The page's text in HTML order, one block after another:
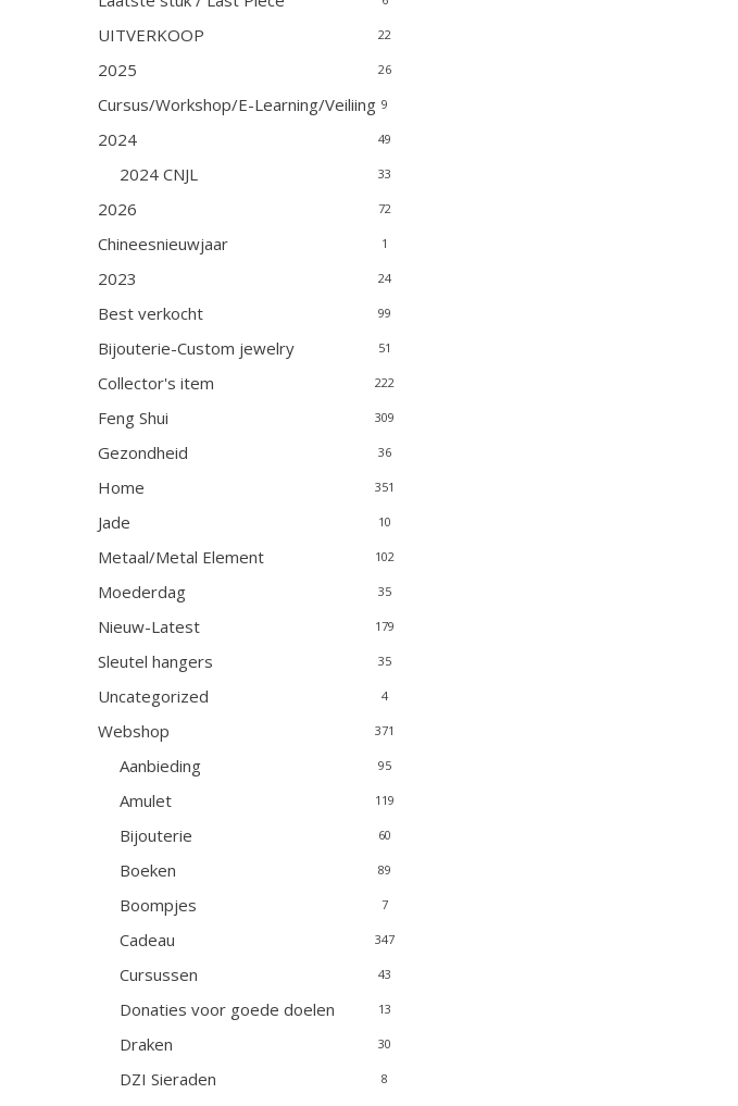
UITVERKOOP 22
2025 26
Cursus/Workshop/E-Learning/Veiliing 9
2024 49
2024 CNJL 33
2026 72
Chineesnieuwjaar 1
2023 24
Best verkocht 99
Bijouterie-Custom jewelry 51
Collector's item 222
Feng Shui 309
Gezondheid 36
Home 351
Jade 10
Metaal/Metal Element 102
Moederdag 35
Nieuw-Latest 179
Sleutel hangers 35
Uncategorized 4
Webshop 371
Aanbieding 95
Amulet 119
Bijouterie 60
Boeken 89
Boompjes 7
Cadeau 347
Cursussen 43
Donaties voor goede doelen 13
Draken 30
DZI Sieraden 8